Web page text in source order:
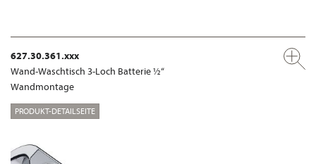
627.30.361.xxx
Wand-Waschtisch 3-Loch Batterie ½“
Wandmontage
PRODUKT-DETAILSEITE